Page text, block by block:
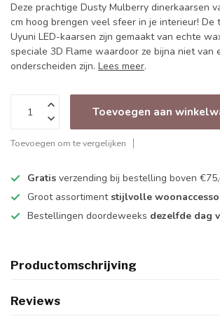
Deze prachtige Dusty Mulberry dinerkaarsen
cm hoog brengen veel sfeer in je interieur! De
Uyuni LED-kaarsen zijn gemaakt van echte
speciale 3D Flame waardoor ze bijna niet van
onderscheiden zijn. Lees meer.
Toevoegen aan
Toevoegen om te vergelijken
Gratis verzending bij bestelling boven
Groot assortiment stijlvolle
Bestellingen doordeweeks dezelfde dag
Productomschrijving
Reviews